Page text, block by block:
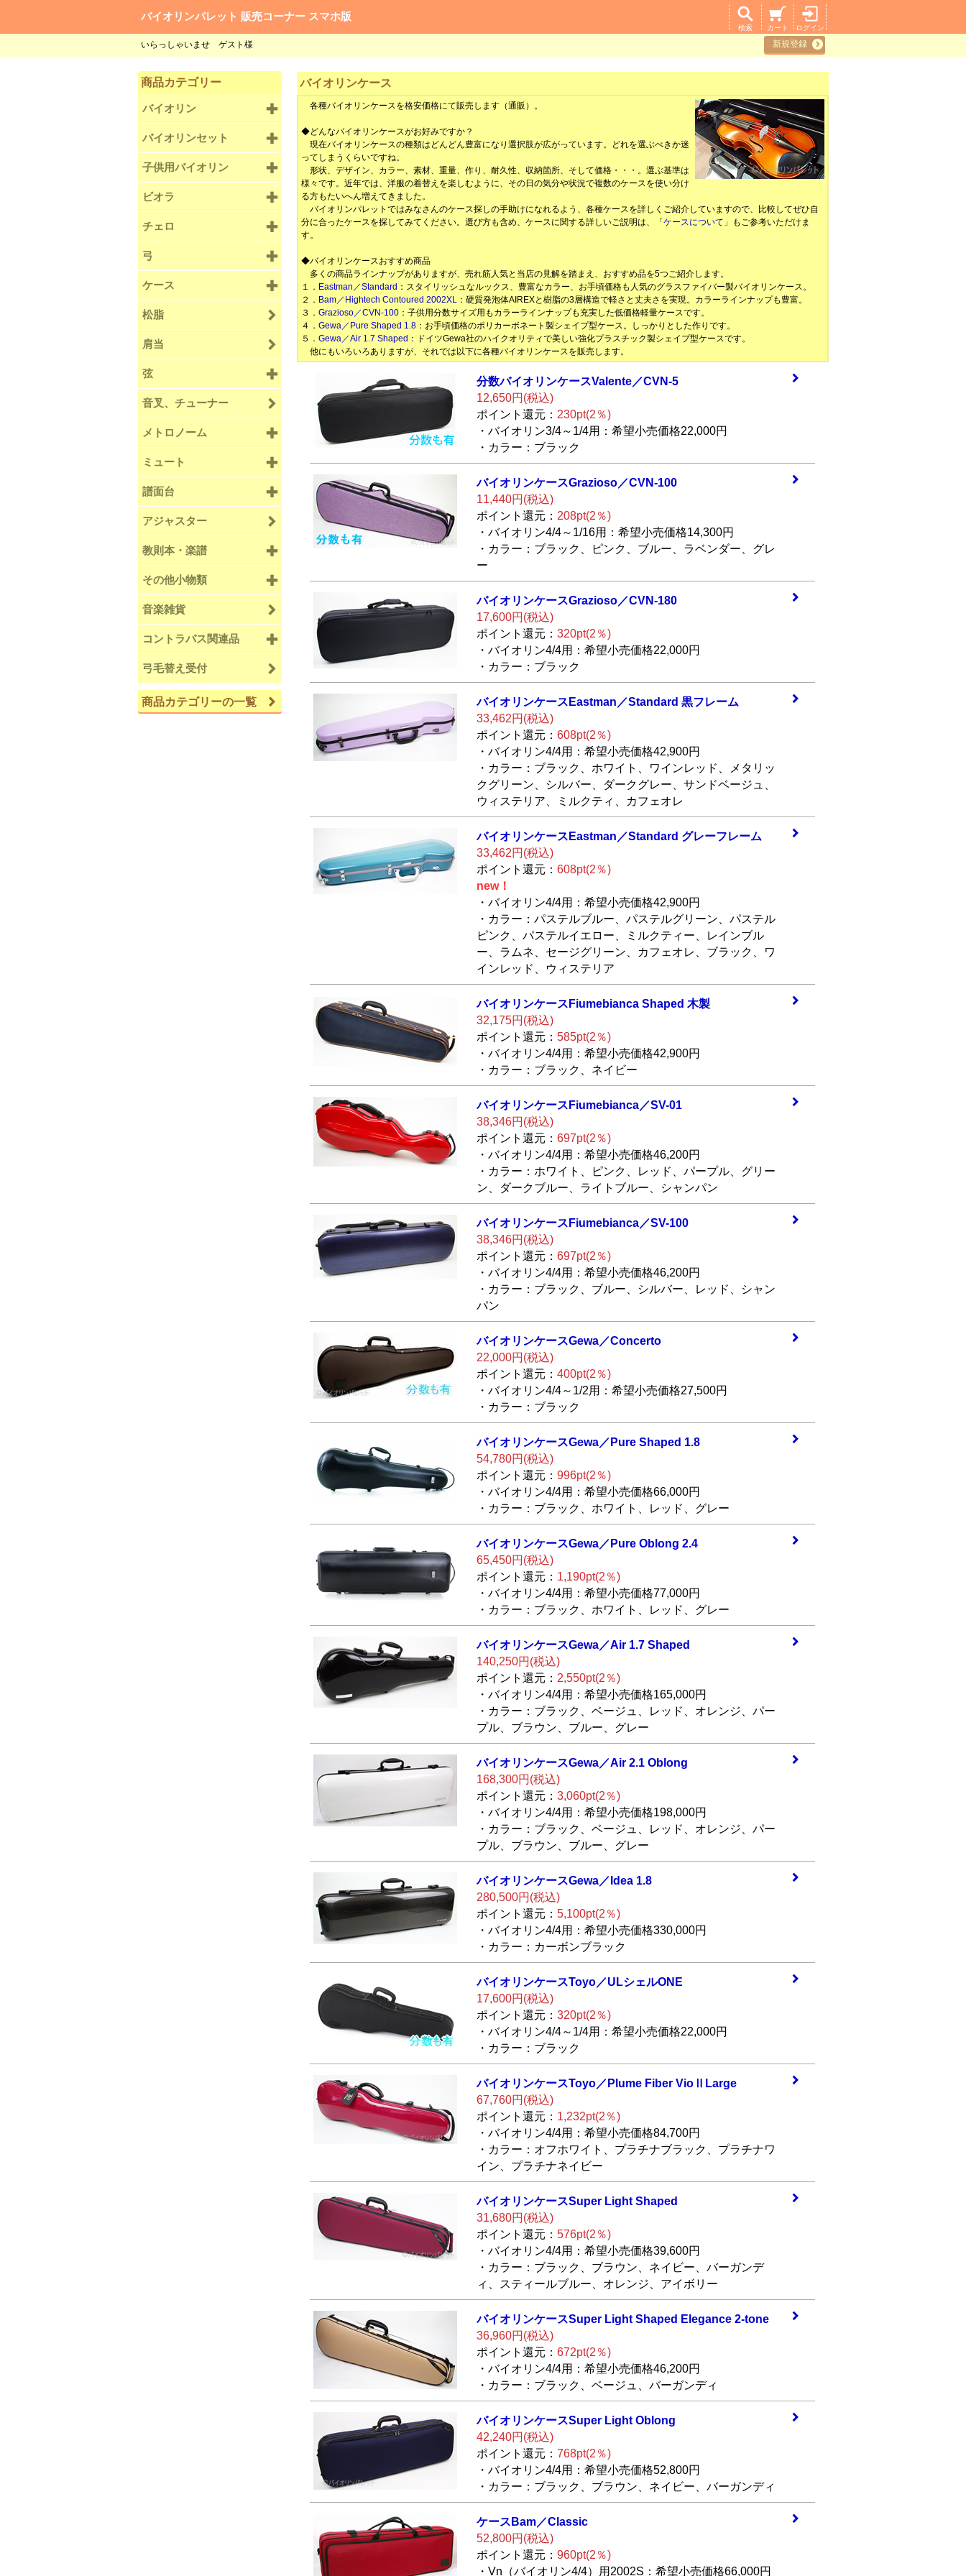
バイオリンパレット 販売コーナー スマホ版
ログイン
カート
検索
いらっしゃいませ ゲスト様 新規登録
バイオリンケース
各種バイオリンケースを格安価格にて販売します（通販）。
◆どんなバイオリンケースがお好みですか？
現在バイオリンケースの種類はどんどん豊富になり選択肢が広がっています。どれを選ぶべきか迷
ってしまうくらいですね。
形状、デザイン、カラー、素材、重量、作り、耐久性、収納箇所、そして価格・・・。選ぶ基準は
様々です。近年では、洋服の着替えを楽しむように、その日の気分や状況で複数のケースを使い分け
る方もたいへん増えてきました。
バイオリンパレットではみなさんのケース探しの手助けになれるよう、各種ケースを詳しくご紹介していますので、比較してぜひ自
分に合ったケースを探してみてください。選び方も含め、ケースに関する詳しいご説明は、「 ケースについて 」もご参考いただけま
す。
◆バイオリンケースおすすめ商品
多くの商品ラインナップがありますが、売れ筋人気と当店の見解を踏まえ、おすすめ品を5つご紹介します。
１． Eastman／Standard ：スタイリッシュなルックス、豊富なカラー、お手頃価格も人気のグラスファイバー製バイオリンケース。
２． Bam／Hightech Contoured 2002XL：硬質発泡体AIREXと樹脂の3層構造で軽さと丈夫さを実現。カラーラインナップも豊富。
３． Grazioso／CVN-100：子供用分数サイズ用もカラーラインナップも充実した低価格軽量ケースです。
４． Gewa／Pure Shaped 1.8：お手頃価格のポリカーボネート製シェイプ型ケース。しっかりとした作りです。
５． Gewa／Air 1.7 Shaped ：ドイツGewa社のハイクオリティで美しい強化プラスチック製シェイプ型ケースです。
他にもいろいろありますが、それでは以下に各種バイオリンケースを販売します。
分数バイオリンケースValente／CVN-5
12,650円(税込)
ポイント還元： 230pt(2％)
・バイオリン3/4～1/4用：希望小売価格22,000円
・カラー：ブラック
バイオリンケースGrazioso／CVN-100
11,440円(税込)
ポイント還元： 208pt(2％)
・バイオリン4/4～1/16用：希望小売価格14,300円
・カラー：ブラック、ピンク、ブルー、ラベンダー、グレ
ー
バイオリンケースGrazioso／CVN-180
17,600円(税込)
ポイント還元： 320pt(2％)
・バイオリン4/4用：希望小売価格22,000円
・カラー：ブラック
バイオリンケース Eastman／Standard 黒フレーム
33,462円(税込)
ポイント還元： 608pt(2％)
・バイオリン4/4用：希望小売価格42,900円
・カラー：ブラック、ホワイト、ワインレッド、メタリッ
クグリーン、シルバー、ダークグレー、サンドベージュ、
ウィステリア、ミルクティ、カフェオレ
バイオリンケース Eastman／Standard グレーフレーム
33,462円(税込)
ポイント還元： 608pt(2％)
new！
・バイオリン4/4用：希望小売価格42,900円
・カラー：パステルブルー、パステルグリーン、パステル
ピンク、パステルイエロー、ミルクティー、レインブル
ー、ラムネ、セージグリーン、カフェオレ、ブラック、ワ
インレッド、ウィステリア
バイオリンケース Fiumebianca Shaped 木製
32,175円(税込)
ポイント還元： 585pt(2％)
・バイオリン4/4用：希望小売価格42,900円
・カラー：ブラック、ネイビー
バイオリンケース Fiumebianca／SV-01
38,346円(税込)
ポイント還元： 697pt(2％)
・バイオリン4/4用：希望小売価格46,200円
・カラー：ホワイト、ピンク、レッド、パープル、グリー
ン、ダークブルー、ライトブルー、シャンパン
バイオリンケース Fiumebianca／SV-100
38,346円(税込)
ポイント還元： 697pt(2％)
・バイオリン4/4用：希望小売価格46,200円
・カラー：ブラック、ブルー、シルバー、レッド、シャン
パン
バイオリンケースGewa／Concerto
22,000円(税込)
ポイント還元： 400pt(2％)
・バイオリン4/4～1/2用：希望小売価格27,500円
・カラー：ブラック
バイオリンケースGewa／Pure Shaped 1.8
54,780円(税込)
ポイント還元： 996pt(2％)
・バイオリン4/4用：希望小売価格66,000円
・カラー：ブラック、ホワイト、レッド、グレー
バイオリンケースGewa／Pure Oblong 2.4
65,450円(税込)
ポイント還元： 1,190pt(2％)
・バイオリン4/4用：希望小売価格77,000円
・カラー：ブラック、ホワイト、レッド、グレー
バイオリンケースGewa／Air 1.7 Shaped
140,250円(税込)
ポイント還元： 2,550pt(2％)
・バイオリン4/4用：希望小売価格165,000円
・カラー：ブラック、ベージュ、レッド、オレンジ、パー
プル、ブラウン、ブルー、グレー
バイオリンケースGewa／Air 2.1 Oblong
168,300円(税込)
ポイント還元： 3,060pt(2％)
・バイオリン4/4用：希望小売価格198,000円
・カラー：ブラック、ベージュ、レッド、オレンジ、パー
プル、ブラウン、ブルー、グレー
バイオリンケースGewa／Idea 1.8
280,500円(税込)
ポイント還元： 5,100pt(2％)
・バイオリン4/4用：希望小売価格330,000円
・カラー：カーボンブラック
バイオリンケースToyo／ULシェルON E
17,600円(税込)
ポイント還元： 320pt(2％)
・バイオリン4/4～1/4用：希望小売価格22,000円
・カラー：ブラック
バイオリンケースToyo／Plume Fiber VioⅡLarge
67,760円(税込)
ポイント還元： 1,232pt(2％)
・バイオリン4/4用：希望小売価格84,700円
・カラー：オフホワイト、プラチナブラック、プラチナワ
イン、プラチナネイビー
バイオリンケースSuper Light Shaped
31,680円(税込)
ポイント還元： 576pt(2％)
・バイオリン4/4用：希望小売価格39,600円
・カラー：ブラック、ブラウン、ネイビー、バーガンデ
ィ、スティールブルー、オレンジ、アイボリー
バイオリンケースSuper Light Shaped Elegance 2-tone
36,960円(税込)
ポイント還元： 672pt(2％)
・バイオリン4/4用：希望小売価格46,200円
・カラー：ブラック、ベージュ、バーガンディ
バイオリンケースSuper Light Oblong
42,240円(税込)
ポイント還元： 768pt(2％)
・バイオリン4/4用：希望小売価格52,800円
・カラー：ブラック、ブラウン、ネイビー、バーガンディ
ケースBam／Classic
52,800円(税込)
ポイント還元： 960pt(2％)
・Vn（バイオリン4/4）用2002S：希望小売価格66,000円
商品カテゴリー
バイオリン
バイオリンセット
子供用バイオリン
ビオラ
チェロ
弓
ケース
松脂
肩当
弦
音叉、チューナー
メトロノーム
ミュート
譜面台
アジャスター
教則本・楽譜
その他小物類
音楽雑貨
コントラバス関連品
弓毛替え受付
商品カテゴリーの一覧